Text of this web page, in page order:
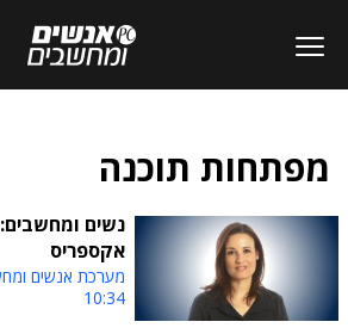
מפתחות תוכנה
נשים
אקספריס
מערכת אנשים
10:34